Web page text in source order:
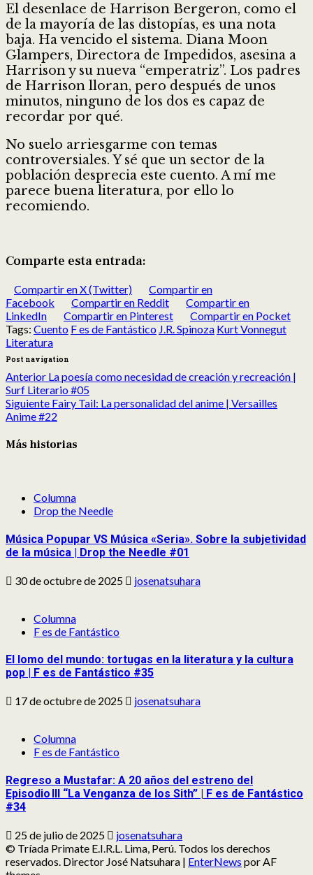
El desenlace de Harrison Bergeron, como el
de la mayoría de las distopías, es una nota
baja. Ha vencido el sistema. Diana Moon
Glampers, Directora de Impedidos, asesina a
Harrison y su nueva “emperatriz”. Los padres
de Harrison lloran, pero después de unos
minutos, ninguno de los dos es capaz de
recordar por qué.
No suelo arriesgarme con temas
controversiales. Y sé que un sector de la
población desprecia este cuento. A mí me
parece buena literatura, por ello lo
recomiendo.
Comparte esta entrada:
Compartir en X (Twitter)
Compartir en
Facebook
Compartir en Reddit
Compartir en
LinkedIn
Compartir en Pinterest
Compartir en Pocket
Tags: Cuento F es de Fantástico J.R. Spinoza Kurt Vonnegut
Literatura
Post navigation
Anterior La poesía como necesidad de creación y recreación |
Surf Literario #05
Siguiente Fairy Tail: La personalidad del anime | Versailles
Anime #22
Más historias
Columna
Drop the Needle
Música Popupar VS Música «Seria». Sobre la subjetividad
de la música | Drop the Needle #01
30 de octubre de 2025 josenatsuhara
Columna
F es de Fantástico
El lomo del mundo: tortugas en la literatura y la cultura
pop | F es de Fantástico #35
17 de octubre de 2025 josenatsuhara
Columna
F es de Fantástico
Regreso a Mustafar: A 20 años del estreno del
Episodio III “La Venganza de los Sith” | F es de Fantástico
#34
25 de julio de 2025
josenatsuhara
© Tríada Primate E.I.R.L. Lima, Perú. Todos los derechos
reservados. Director José Natsuhara | EnterNews por AF